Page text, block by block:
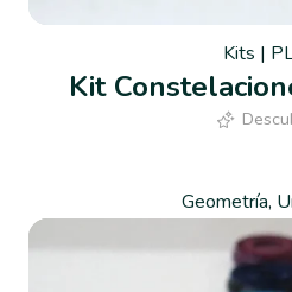
Kits |
Kit
Geometría,